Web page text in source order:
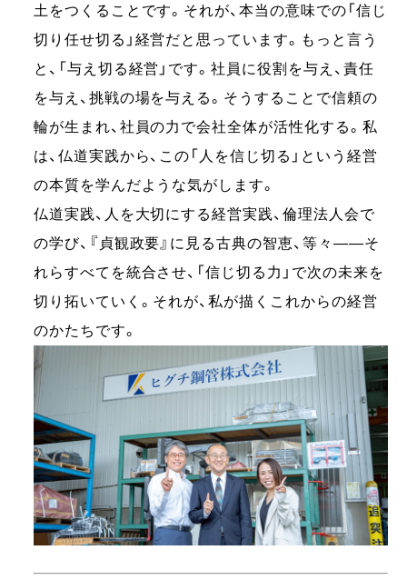
土をつくることです。それが、本当の意味での「信じ
切り任せ切る」経営だと思っています。もっと言う
と、「与え切る経営」です。社員に役割を与え、責任
を与え、挑戦の場を与える。そうすることで信頼の
輪が⽣まれ、社員の力で会社全体が活性化する。私
は、仏道実践から、この「⼈を信じ切る」という経営
の本質を学んだような気がします。
仏道実践、人を大切にする経営実践、倫理法⼈会で
の学び、『貞観政要』に⾒る古典の智恵、等々——そ
れらすべてを統合させ、「信じ切る⼒」で次の未来を
切り拓いていく。それが、私が描くこれからの経営
のかたちです。